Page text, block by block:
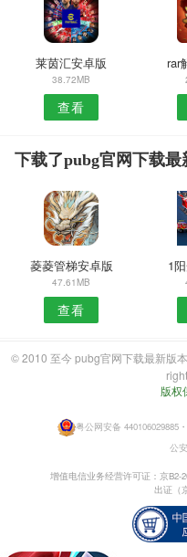
莱茵汇安卓版
38.72MB
查看
rar
下载了pubg官网下载
菱菱管梯安卓版
47.61MB
查看
1
© 2010 至今 pubg官网下载最新版
版权
粤公网安备 440106029885・
公
增值电信业务经营许可证：京B2-
出证（